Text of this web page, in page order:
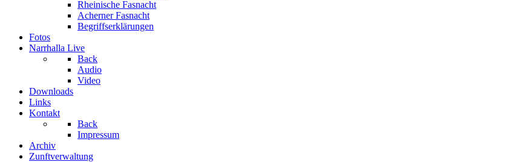
Rheinische Fasnacht
Acherner Fasnacht
Begriffserklärungen
Fotos
Narrhalla Live
Back
Audio
Video
Downloads
Links
Kontakt
Back
Impressum
Archiv
Zunftverwaltung